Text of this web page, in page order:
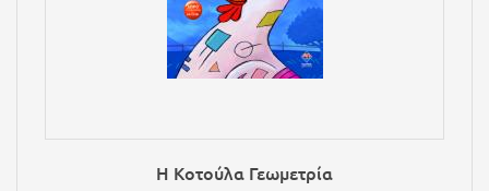
Η Κοτούλα Γεωμετρία